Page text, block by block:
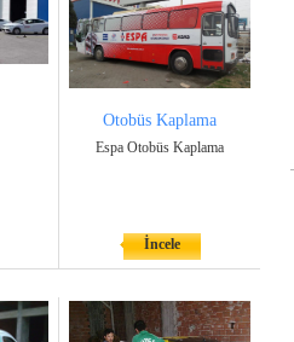
Otobüs Kaplama
Espa Otobüs Kaplama
İncele